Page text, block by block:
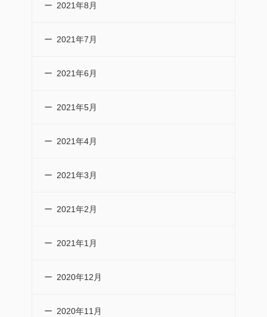
2021年8月
2021年7月
2021年6月
2021年5月
2021年4月
2021年3月
2021年2月
2021年1月
2020年12月
2020年11月